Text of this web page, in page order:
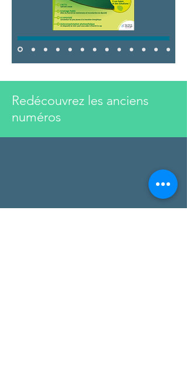
Redécouvrez les anciens
numéros